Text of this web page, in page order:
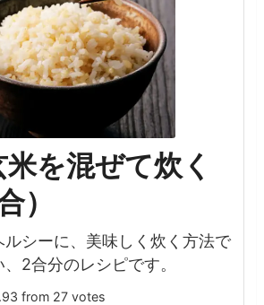
を混ぜて炊く
）
ルシーに、美味しく炊く方法で
2合分のレシピです。
from 27votes